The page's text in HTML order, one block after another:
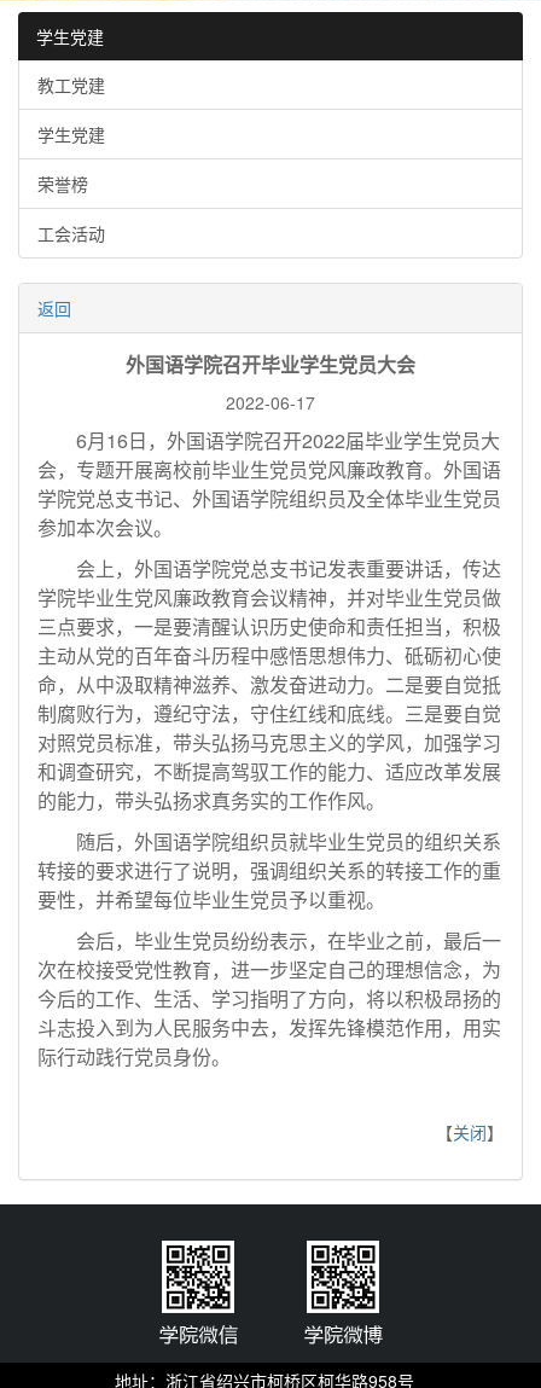
学生党建
教工党建
学生党建
荣誉榜
工会活动
返回
外国语学院召开毕业学生党员大会
2022-06-17
6月16日，外国语学院召开2022届毕业学生党员大
会，专题开展离校前毕业生党员党风廉政教育。外国语
学院党总支书记、外国语学院组织员及全体毕业生党员
参加本次会议。
会上，外国语学院党总支书记发表重要讲话，传达
学院毕业生党风廉政教育会议精神，并对毕业生党员做
三点要求，一是要清醒认识历史使命和责任担当，积极
主动从党的百年奋斗历程中感悟思想伟力、砥砺初心使
命，从中汲取精神滋养、激发奋进动力。二是要自觉抵
制腐败行为，遵纪守法，守住红线和底线。三是要自觉
对照党员标准，带头弘扬马克思主义的学风，加强学习
和调查研究，不断提高驾驭工作的能力、适应改革发展
的能力，带头弘扬求真务实的工作作风。
随后，外国语学院组织员就毕业生党员的组织关系
转接的要求进行了说明，强调组织关系的转接工作的重
要性，并希望每位毕业生党员予以重视。
会后，毕业生党员纷纷表示，在毕业之前，最后一
次在校接受党性教育，进一步坚定自己的理想信念，为
今后的工作、生活、学习指明了方向，将以积极昂扬的
斗志投入到为人民服务中去，发挥先锋模范作用，用实
际行动践行党员身份。
【关闭】
地址：浙江省绍兴市柯桥区柯华路958号